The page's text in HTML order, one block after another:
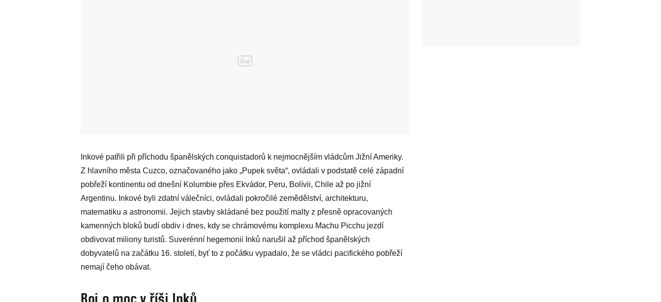
Inkové patřili při příchodu španělských conquistadorů k nejmocnějším vládcům Jižní Ameriky.
Z hlavního města Cuzco, označovaného jako „Pupek světa“, ovládali v podstatě celé západní
pobřeží kontinentu od dnešní Kolumbie přes Ekvádor, Peru, Bolívii, Chile až po jižní
Argentinu. Inkové byli zdatní válečníci, ovládali pokročilé zemědělství, architekturu,
matematiku a astronomii. Jejich stavby skládané bez použití malty z přesně opracovaných
kamenných bloků budí obdiv i dnes, kdy se chrámovému komplexu Machu Picchu jezdí
obdivovat miliony turistů. Suverénní hegemonii Inků narušil až příchod španělských
dobyvatelů na začátku 16. století, byť to z počátku vypadalo, že se vládci pacifického pobřeží
nemají čeho obávat.
Boj o moc v říši Inků